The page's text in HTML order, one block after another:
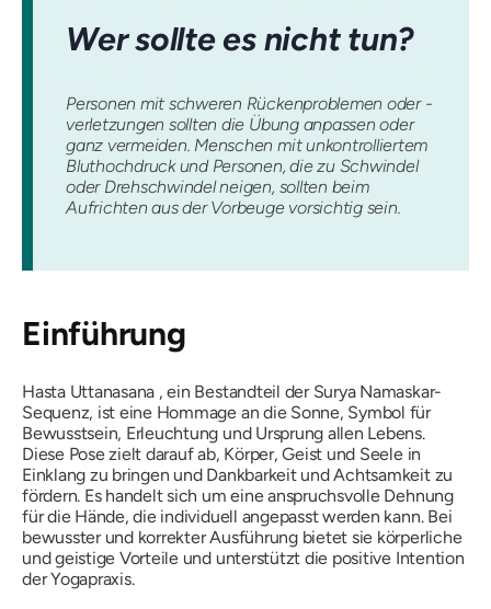
Wer sollte es nicht tun?
Personen mit schweren Rückenproblemen oder -
verletzungen sollten die Übung anpassen oder
ganz vermeiden. Menschen mit unkontrolliertem
Bluthochdruck und Personen, die zu Schwindel
oder Drehschwindel neigen, sollten beim
Aufrichten aus der Vorbeuge vorsichtig sein.
Einführung
Hasta Uttanasana , ein Bestandteil der Surya Namaskar-
Sequenz, ist eine Hommage an die Sonne, Symbol für
Bewusstsein, Erleuchtung und Ursprung allen Lebens.
Diese Pose zielt darauf ab, Körper, Geist und Seele in
Einklang zu bringen und Dankbarkeit und Achtsamkeit zu
fördern. Es handelt sich um eine anspruchsvolle Dehnung
für die Hände, die individuell angepasst werden kann. Bei
bewusster und korrekter Ausführung bietet sie körperliche
und geistige Vorteile und unterstützt die positive Intention
der Yogapraxis.